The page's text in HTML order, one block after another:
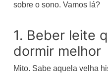
sobre o sono. Vamos lá?
1. Beber leite
dormir melhor
Mito. Sabe aquela velha